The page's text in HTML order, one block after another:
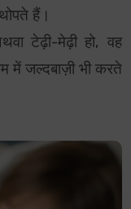
हैं।
टेढ़ी-मेढ़ी हो, वह
में जल्दबाज़ी भी करते